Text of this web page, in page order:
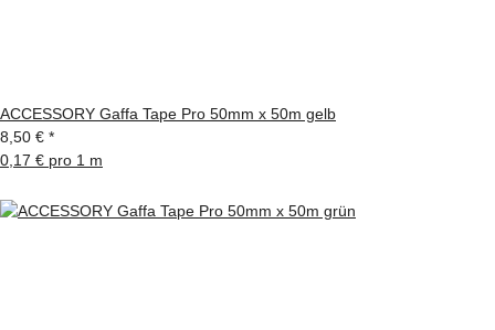
ACCESSORY Gaffa Tape Pro 50mm x 50m gelb
8,50 € *
0,17 € pro 1 m